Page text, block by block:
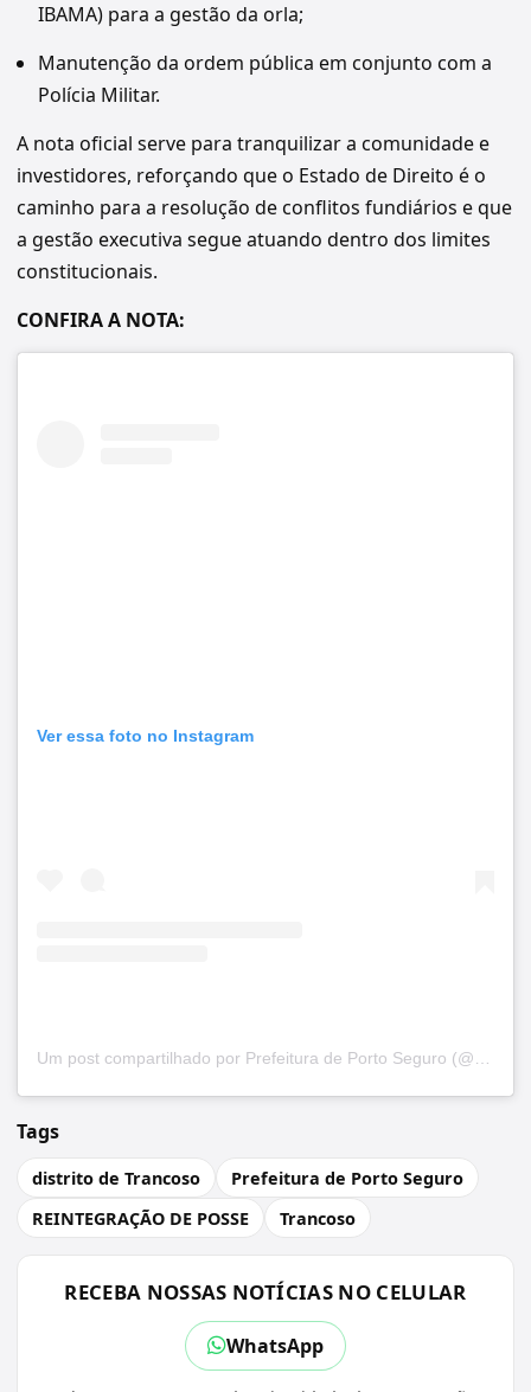
IBAMA) para a gestão da orla;
Manutenção da ordem pública em conjunto com a
Polícia Militar.
A nota oficial serve para tranquilizar a comunidade e
investidores, reforçando que o Estado de Direito é o
caminho para a resolução de conflitos fundiários e que
a gestão executiva segue atuando dentro dos limites
constitucionais.
CONFIRA A NOTA:
Ver essa foto no Instagram
Tags
distrito de Trancoso
Prefeitura de Porto Seguro
REINTEGRAÇÃO DE POSSE
Trancoso
RECEBA NOSSAS NOTÍCIAS NO CELULAR
WhatsApp